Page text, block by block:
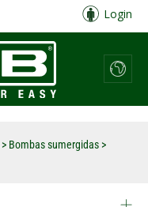
Login
> Bombas sumergidas >